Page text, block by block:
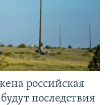
российская
последствия